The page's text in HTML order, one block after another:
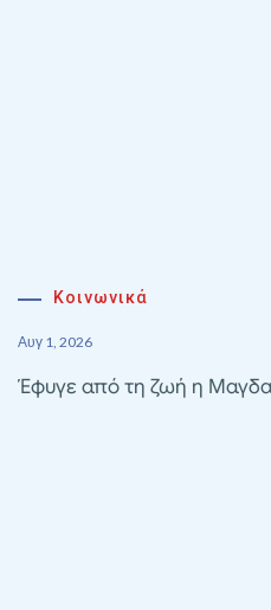
Κοινωνικά
Αυγ 1, 2026
Έφυγε από τη ζωή η